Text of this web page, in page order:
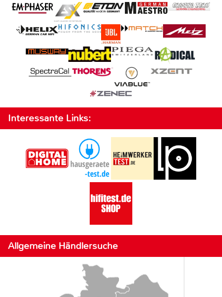
Interessante Links:
Allgemeine Händlersuche